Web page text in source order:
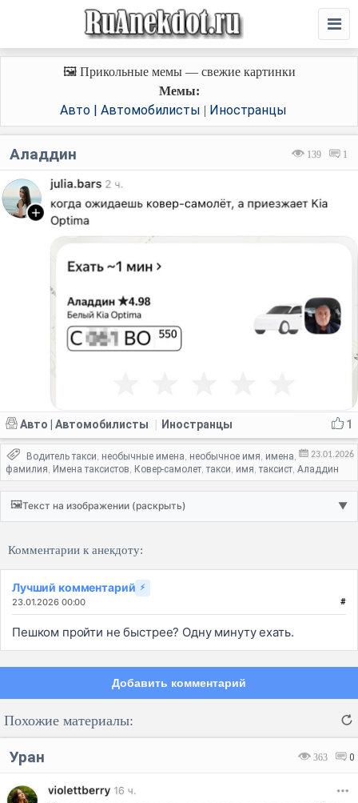
🖼️ Прикольные мемы — свежие картинки
Мемы:
Авто | Автомобилисты | Иностранцы
139 1
Аладдин
1
Авто | Автомобилисты Иностранцы
23.01.2026
Водитель такси, необычные имена, необычное имя, имена,
фамилия, Имена таксистов, Ковер-самолет,такси, имя,таксист, Аладдин
🖼️Текст на изображении (раскрыть) ▼
Комментарии к анекдоту:
Лучший комментарий ⚡
23.01.2026 00:00 #
Пешком пройти не быстрее? Одну минуту ехать.
Добавить комментарий
Похожие материалы:
363 0
Уран